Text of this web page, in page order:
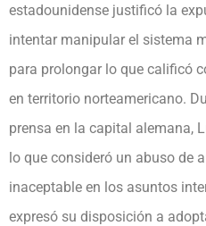
estadounidense justificó la
intentar manipular el sistema
para prolongar lo que calificó
en territorio norteamericano.
prensa en la capital alemana,
lo que consideró un abuso de
inaceptable en los asuntos
expresó su disposición a